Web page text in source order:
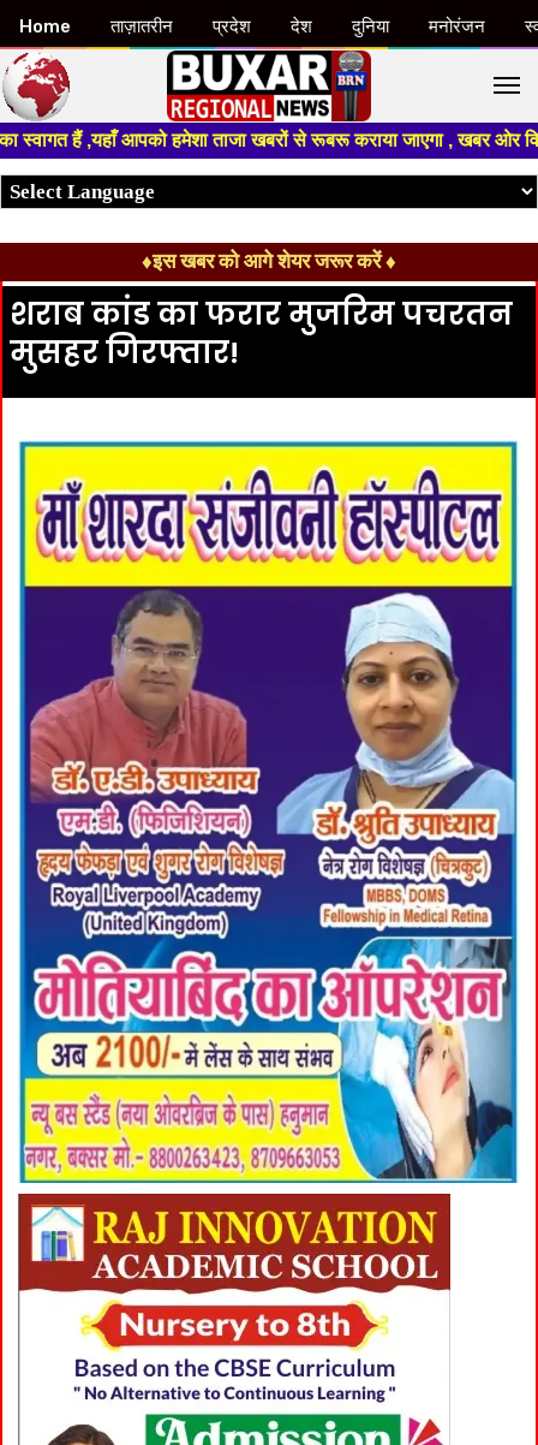
आपको हमेशा ताजा खबरों से रूबरू कराया जाएगा , खबर ओर
♦इस खबर को आगे शेयर जरूर करें ♦
शराब कांड का फरार मुजरिम पचरतन
मुसहर गिरफ्तार!
Home ताज़ातरीन प्रदेश देश दुनिया मनोरंजन